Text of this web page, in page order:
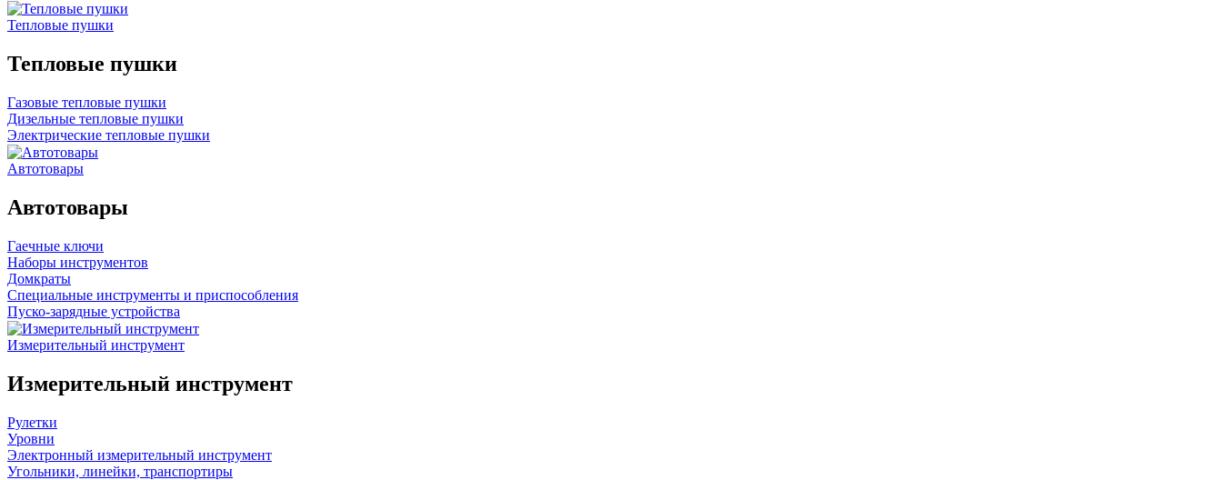
Тепловые пушки
Тепловые пушки
Газовые тепловые пушки
Дизельные тепловые пушки
Электрические тепловые пушки
Автотовары
Автотовары
Гаечные ключи
Наборы инструментов
Домкраты
Специальные инструменты и приспособления
Пуско-зарядные устройства
Измерительный инструмент
Измерительный инструмент
Рулетки
Уровни
Электронный измерительный инструмент
Угольники, линейки, транспортиры